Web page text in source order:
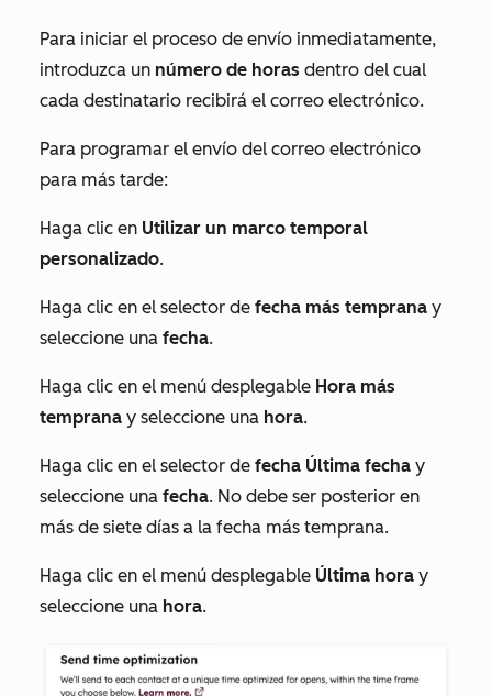
Para iniciar el proceso de envío inmediatamente,
introduzca un número de horas dentro del cual
cada destinatario recibirá el correo electrónico.
Para programar el envío del correo electrónico
para más tarde:
Haga clic en Utilizar un marco temporal
personalizado.
Haga clic en el selector de fecha más temprana y
seleccione una fecha.
Haga clic en el menú desplegable Hora más
temprana y seleccione una hora.
Haga clic en el selector de fecha Última fecha y
seleccione una fecha. No debe ser posterior en
más de siete días a la fecha más temprana.
Haga clic en el menú desplegable Última hora y
seleccione una hora.